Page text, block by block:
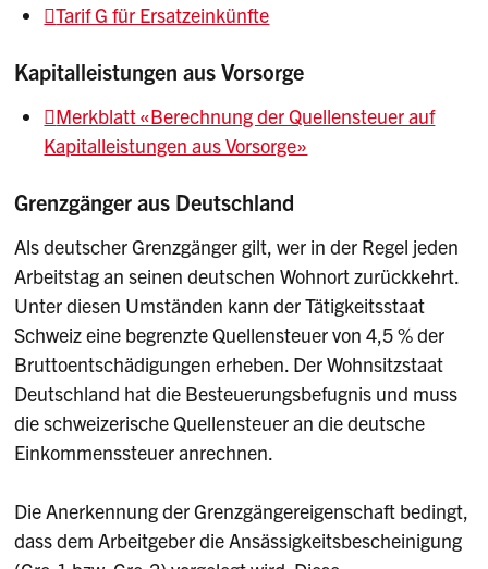
Tarif G für Ersatzeinkünfte
Kapitalleistungen aus Vorsorge
Merkblatt «Berechnung der Quellensteuer auf
Kapitalleistungen aus Vorsorge»
Grenzgänger aus Deutschland
Als deutscher Grenzgänger gilt, wer in der Regel jeden
Arbeitstag an seinen deutschen Wohnort zurückkehrt.
Unter diesen Umständen kann der Tätigkeitsstaat
Schweiz eine begrenzte Quellensteuer von 4,5 % der
Bruttoentschädigungen erheben. Der Wohnsitzstaat
Deutschland hat die Besteuerungsbefugnis und muss
die schweizerische Quellensteuer an die deutsche
Einkommenssteuer anrechnen.
Die Anerkennung der Grenzgängereigenschaft bedingt,
dass dem Arbeitgeber die Ansässigkeitsbescheinigung